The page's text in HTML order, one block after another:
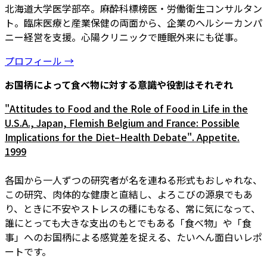
北海道大学医学部卒。麻酔科標榜医・労働衛生コンサルタン
ト。臨床医療と産業保健の両面から、企業のヘルシーカンパ
ニー経営を支援。心陽クリニックで睡眠外来にも従事。
プロフィール →
お国柄によって食べ物に対する意識や役割はそれぞれ
"Attitudes to Food and the Role of Food in Life in the
U.S.A., Japan, Flemish Belgium and France: Possible
Implications for the Diet–Health Debate". Appetite.
1999
各国から一人ずつの研究者が名を連ねる形式もおしゃれな、
この研究、肉体的な健康と直結し、よろこびの源泉でもあ
り、ときに不安やストレスの種にもなる、常に気になって、
誰にとっても大きな支出のもとでもある「食べ物」や「食
事」へのお国柄による感覚差を捉える、たいへん面白いレポ
ートです。